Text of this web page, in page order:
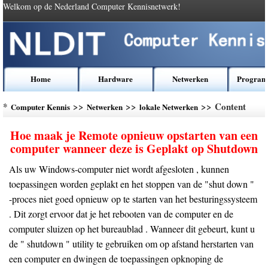
Welkom op de Nederland Computer Kennisnetwerk!
Home Hardware Netwerken
* Computer Kennis >> Netwerken >> lokale Netwerken >> Content
Hoe maak je Remote opnieuw opstarten van een
computer wanneer deze is Geplakt op Shutdown
Als uw Windows-computer niet wordt afgesloten , kunnen
toepassingen worden geplakt en het stoppen van de "shut down "
-proces niet goed opnieuw op te starten van het besturingssysteem
. Dit zorgt ervoor dat je het rebooten van de computer en de
computer sluizen op het bureaublad . Wanneer dit gebeurt, kunt u
de " shutdown " utility te gebruiken om op afstand herstarten van
een computer en dwingen de toepassingen opknoping de